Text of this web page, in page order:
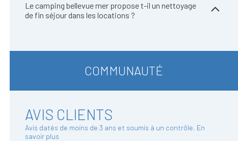
Le camping bellevue mer propose t-il un nettoyage
de fin séjour dans les locations ?
COMMUNAUTÉ
AVIS CLIENTS
Avis datés de moins de 3 ans et soumis à un contrôle. En
savoir plus